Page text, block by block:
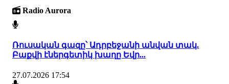
Radio Aurora
Ռուսական գազը՝ Ադրբեջանի անվան տակ.
Բաքվի էներգետիկ խաղը Եվր...
27.07.2026 17:54